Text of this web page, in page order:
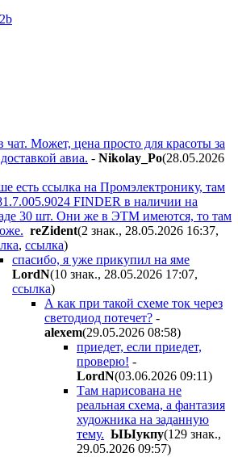
Может, цена просто для красоты за
авиа. - Nikolay_Po(28.05.2026
есть ссылка на Промэлектронику, там
FINDER в наличии на
30 шт. Они же в ЭТМ имеются, то там
reZident(2 знак., 28.05.2026 16:37,
, ссылка)
спасибо, я уже прикупил на яме
LordN(10 знак., 28.05.2026 17:07,
ссылка)
А как при такой схеме ток через
светодиод потечет? -
alexem(29.05.2026 08:58)
приедет, если приедет,
проверю! -
LordN(03.06.2026 09:11)
Там нарисована не
реальная схема, а фантазия
художника на заданную
тему. ЫЫyкпy(129 знак.,
29.05.2026 09:57)